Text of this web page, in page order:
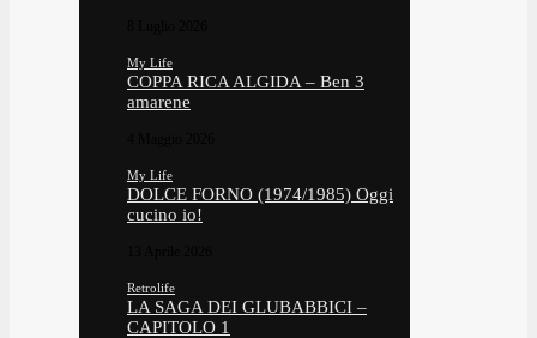
My Life
COPPA RICA ALGIDA – Ben 3
amarene
My Life
DOLCE FORNO (1974/1985) Oggi
cucino io!
Retrolife
LA SAGA DEI GLUBABBICI –
CAPITOLO 1